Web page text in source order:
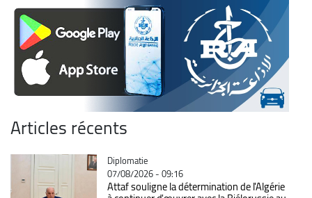
Articles récents
Catégorie
Diplomatie
07/08/2026 - 09:16
Attaf souligne la détermination de l'Algérie